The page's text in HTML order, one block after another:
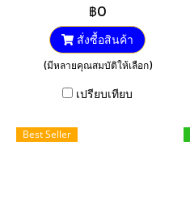
฿0
สั่งซื้อสินค้า
(มีหลายคุณสมบัติให้เลือก)
เปรียบเทียบ
Best Seller